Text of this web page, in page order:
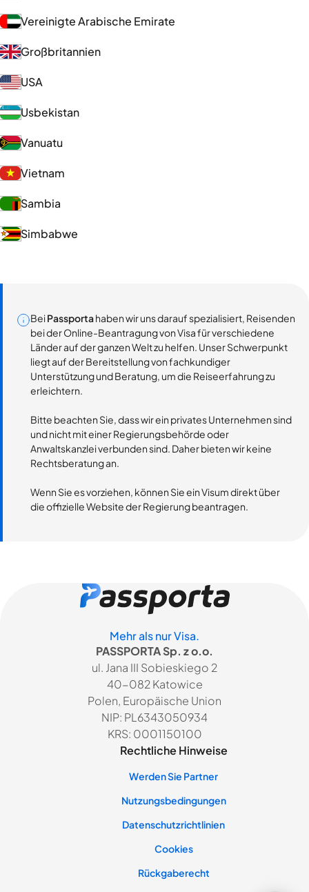
Vereinigte Arabische Emirate
Großbritannien
USA
Usbekistan
Vanuatu
Vietnam
Sambia
Simbabwe
BeiPassportahaben wir uns darauf spezialisiert, Reisenden
bei der Online-Beantragung von Visa für verschiedene
Länder auf der ganzen Welt zu helfen. Unser Schwerpunkt
liegt auf der Bereitstellung von fachkundiger
Unterstützung und Beratung, um die Reiseerfahrung zu
erleichtern.
Bitte beachten Sie, dass wir ein privates Unternehmen sind
und nicht mit einer Regierungsbehörde oder
Anwaltskanzlei verbunden sind. Daher bieten wir keine
Rechtsberatung an.
Wenn Sie es vorziehen, können Sie ein Visum direkt über
die offizielle Website der Regierung beantragen.
Mehr als nur Visa.
PASSPORTA Sp. z o.o.
ul. Jana III Sobieskiego 2
40-082 Katowice
Polen, Europäische Union
NIP: PL6343050934
KRS: 0001150100
Rechtliche Hinweise
Werden Sie Partner
Nutzungsbedingungen
Datenschutzrichtlinien
Cookies
Rückgaberecht